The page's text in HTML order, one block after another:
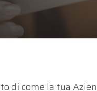
di come la tua